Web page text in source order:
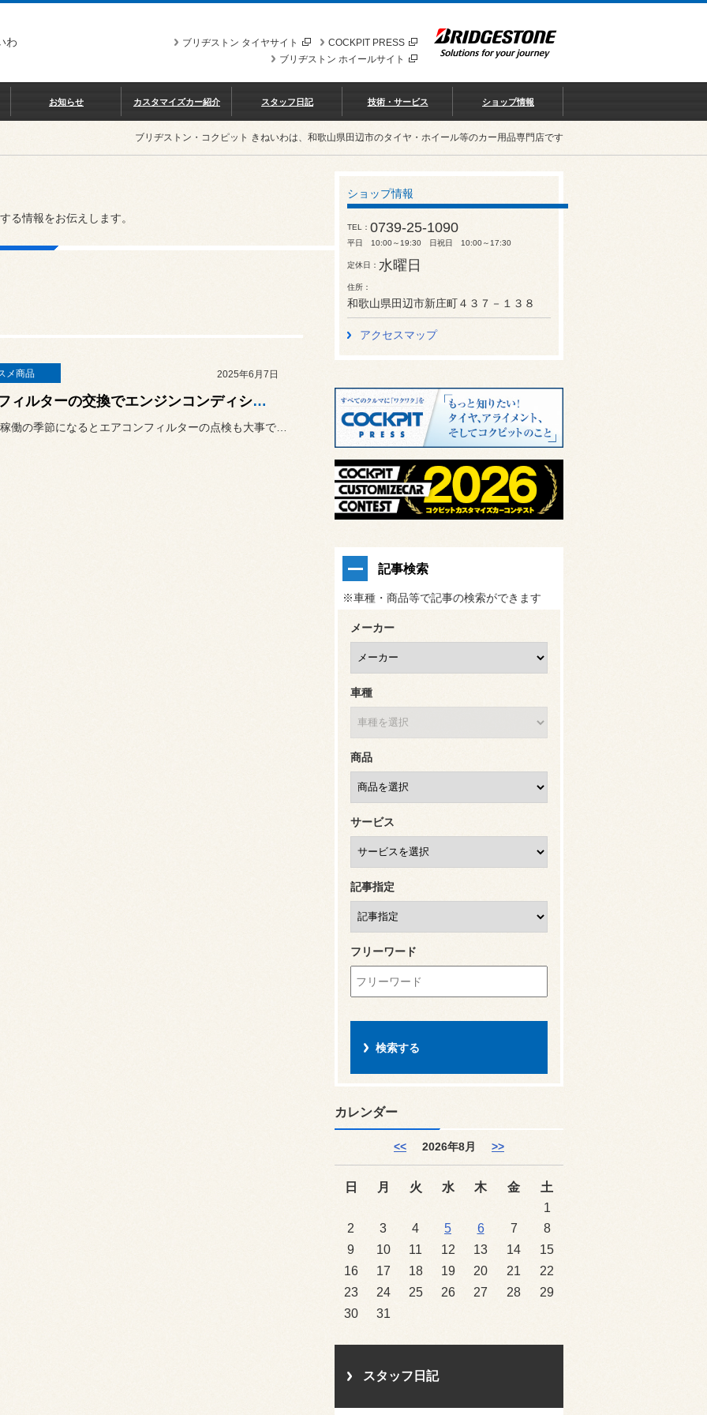
わ COCKPIT PRESS
ブリヂストン タイヤサイト
ブリヂストン ホイールサイト
お知らせ カスタマイズカー紹介 スタッフ日記 技術・サービス ショップ情報
ブリヂストン・コクピット きねいわは、和歌山県田辺市のタイヤ・ホイール等のカー用品専門店です
る情報をお伝えします。
メ商品 2025年6月7日
エアフィルターの交換でエンジンコンディションを良好にキープ ♪
ショップ情報
TEL 0739-25-1090
平日 10:00～19:30 日祝日 10:00～17:30
定休日 水曜日
住所
和歌山県田辺市新庄町４３７－１３８
アクセスマップ
記事検索
※車種・商品等で記事の検索ができます
メーカー
車種
商品
サービス
記事指定
フリーワード
カレンダー
<< 2026年8月 >>
日 月 火 水 木 金
土
1
2
3 4 5 6 7
8
9
10 11 12 13 14
15
16
17 18 19 20 21
22
23
24 25 26 27 28
29
30
31
スタッフ日記